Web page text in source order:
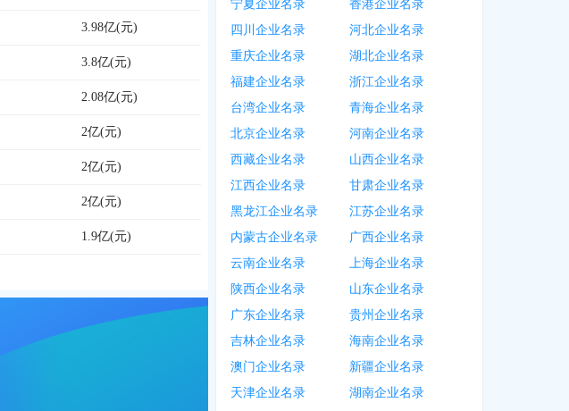
3.98亿(元)
3.8亿(元)
2.08亿(元)
2亿(元)
2亿(元)
2亿(元)
1.9亿(元)
宁夏企业名录
香港企业名录
四川企业名录
河北企业名录
重庆企业名录
湖北企业名录
福建企业名录
浙江企业名录
台湾企业名录
青海企业名录
北京企业名录
河南企业名录
西藏企业名录
山西企业名录
江西企业名录
甘肃企业名录
黑龙江企业名录
江苏企业名录
内蒙古企业名录
广西企业名录
云南企业名录
上海企业名录
陕西企业名录
山东企业名录
广东企业名录
贵州企业名录
吉林企业名录
海南企业名录
澳门企业名录
新疆企业名录
天津企业名录
湖南企业名录